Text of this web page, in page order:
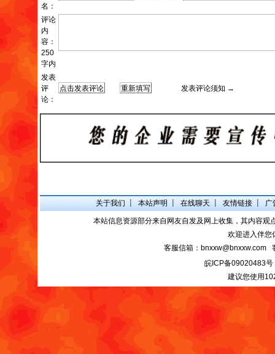
名：
评论
内
容：
250
字内
发表
评
论：
发表评论须知 →
关于我们 ┋ 本站声明 ┋ 在线聊天 ┋ 友情链接 ┋ 广
本站信息资源部分来自网友自发及网上收集，其内容
欢迎进入伴您
客服信箱：bnxxw@bnxxw.com
皖ICP备09020483号
建议您使用